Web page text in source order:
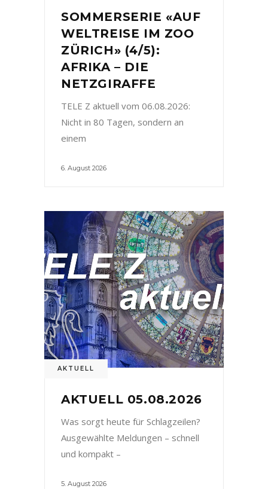
SOMMERSERIE «AUF
WELTREISE IM ZOO
ZÜRICH» (4/5):
AFRIKA – DIE
NETZGIRAFFE
TELE Z aktuell vom 06.08.2026:
Nicht in 80 Tagen, sondern an
einem
6. August 2026
AKTUELL
AKTUELL 05.08.2026
Was sorgt heute für Schlagzeilen?
Ausgewählte Meldungen – schnell
und kompakt –
5. August 2026